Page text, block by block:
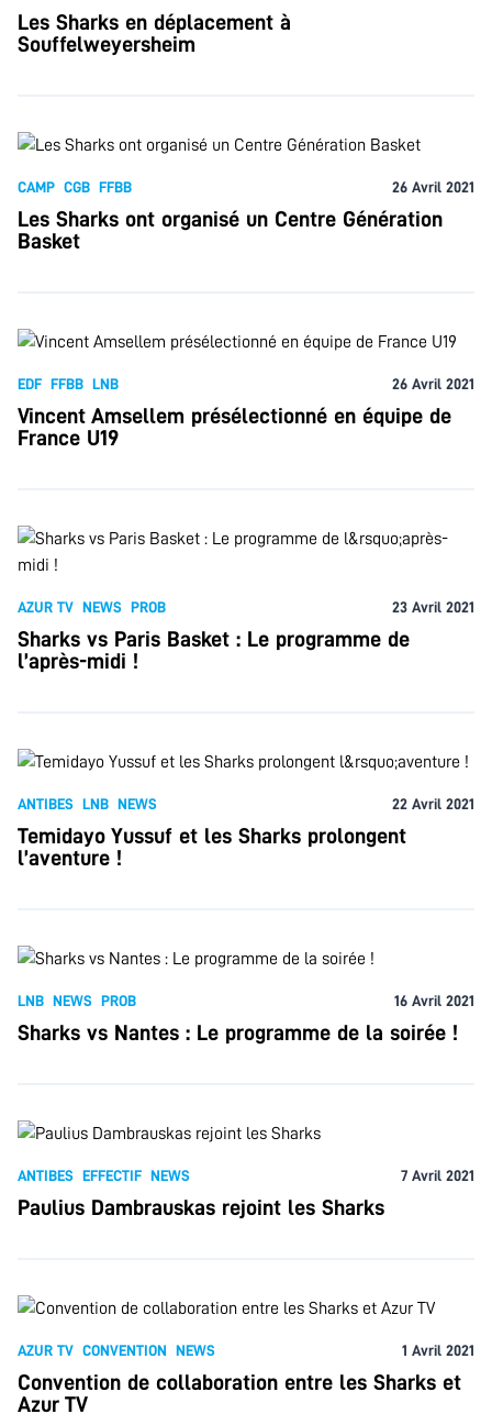
Les Sharks en déplacement à
Souffelweyersheim
CAMP CGB FFBB 26 Avril 2021
Les Sharks ont organisé un Centre Génération
Basket
EDF FFBB LNB 26 Avril 2021
Vincent Amsellem présélectionné en équipe de
France U19
AZUR TV NEWS PROB 23 Avril 2021
Sharks vs Paris Basket : Le programme de
l’après-midi !
ANTIBES LNB NEWS 22 Avril 2021
Temidayo Yussuf et les Sharks prolongent
l’aventure !
LNB NEWS PROB 16 Avril 2021
Sharks vs Nantes : Le programme de la soirée !
ANTIBES EFFECTIF NEWS 7 Avril 2021
Paulius Dambrauskas rejoint les Sharks
AZUR TV CONVENTION NEWS 1 Avril 2021
Convention de collaboration entre les Sharks et
Azur TV